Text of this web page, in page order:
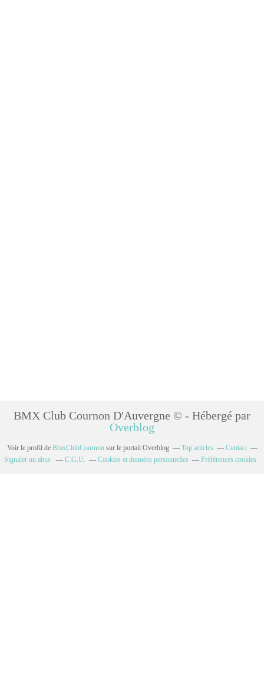
BMX Club Cournon D'Auvergne © - Hébergé par
Overblog
Voir le profil de BmxClubCournon sur le portail Overblog Top articles
Contact
Signaler un abus
C.G.U. Cookies et données personnelles Préférences cookies